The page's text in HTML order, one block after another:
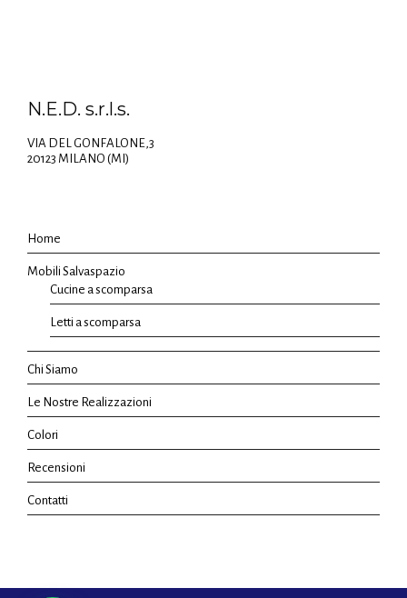
N.E.D. s.r.l.s.
VIA DEL GONFALONE,3
20123 MILANO (MI)
Home
Mobili Salvaspazio
Cucine a scomparsa
Letti a scomparsa
Chi Siamo
Le Nostre Realizzazioni
Colori
Recensioni
Contatti